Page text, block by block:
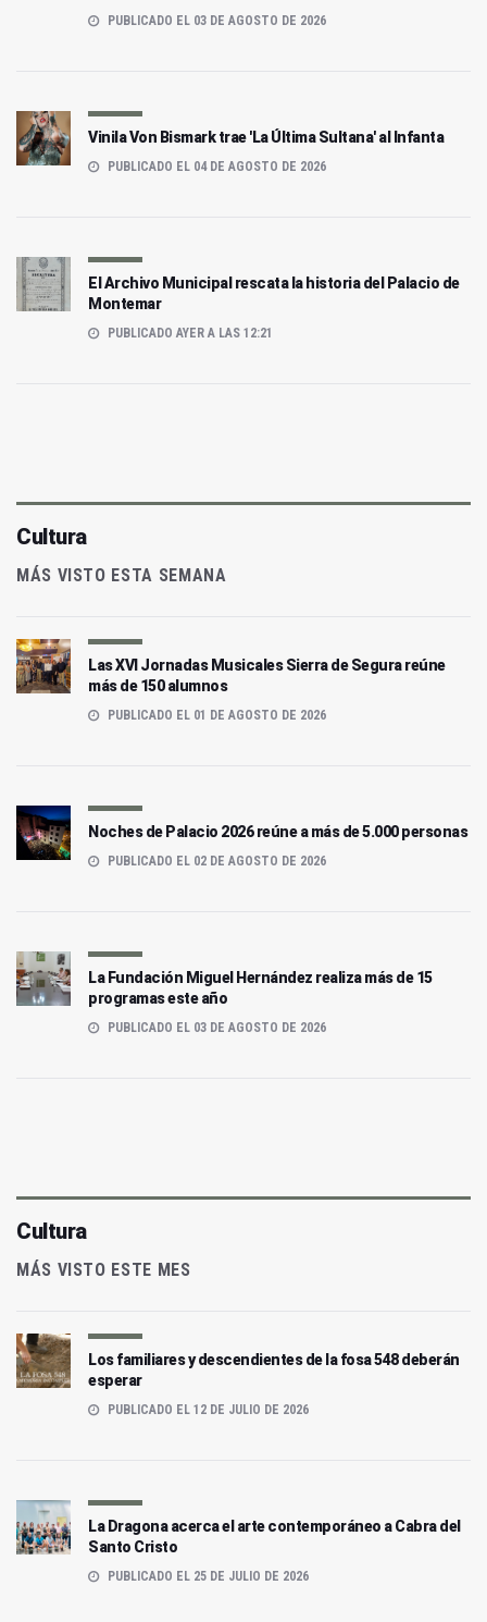
PUBLICADO EL 03 DE AGOSTO DE 2026
Vinila Von Bismark trae 'La Última Sultana' al Infanta
PUBLICADO EL 04 DE AGOSTO DE 2026
El Archivo Municipal rescata la historia del Palacio de
Montemar
PUBLICADO AYER A LAS 12:21
Cultura
MÁS VISTO ESTA SEMANA
Las XVI Jornadas Musicales Sierra de Segura reúne
más de 150 alumnos
PUBLICADO EL 01 DE AGOSTO DE 2026
Noches de Palacio 2026 reúne a más de 5.000 personas
PUBLICADO EL 02 DE AGOSTO DE 2026
La Fundación Miguel Hernández realiza más de 15
programas este año
PUBLICADO EL 03 DE AGOSTO DE 2026
Cultura
MÁS VISTO ESTE MES
Los familiares y descendientes de la fosa 548 deberán
esperar
PUBLICADO EL 12 DE JULIO DE 2026
La Dragona acerca el arte contemporáneo a Cabra del
Santo Cristo
PUBLICADO EL 25 DE JULIO DE 2026